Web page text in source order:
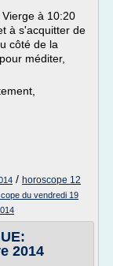
à 10:20
à s'acquitter de
côté de la
méditer,
/ horoscope 12
du vendredi 19
2014